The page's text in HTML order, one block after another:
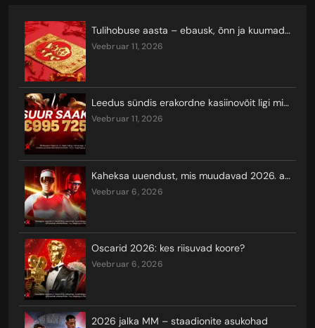
Tulihobuse aasta – ebausk, õnn ja kuumad keerutused
veebruar 11, 2026
Leedus sündis erakordne kasiinovõit ligi miljoni euro eest
veebruar 11, 2026
Kaheksa uuendust, mis muudavad 2026. aasta taliolümpiamängude vaatamist ja seal võistlemist
veebruar 6, 2026
Oscarid 2026: kes riisuvad koore?
veebruar 6, 2026
2026 jalka MM – staadionite asukohad